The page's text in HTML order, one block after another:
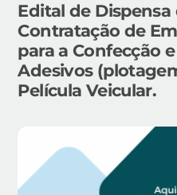
Edital de Dispensa
Contratação de
para a Confecção
Adesivos
Película Veicular.